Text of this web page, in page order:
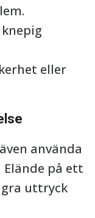
knepig
eller
använda
på ett
uttryck